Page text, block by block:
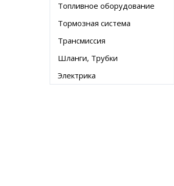
Топливное оборудование
Тормозная система
Трансмиссия
Шланги, Трубки
Электрика